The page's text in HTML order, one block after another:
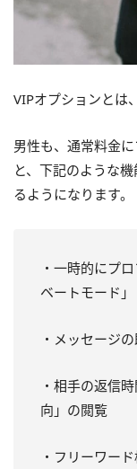
VIPオプションとは
男性も、通常料金
と、下記のような
るようになります。
・一時的にプ
ベートモード」
・メッセージ
・相手の返信
向」の閲覧
・フリーワー